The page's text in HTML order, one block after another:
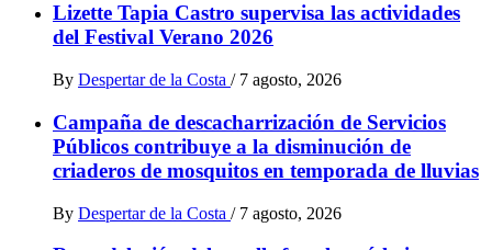
Lizette Tapia Castro supervisa las actividades
del Festival Verano 2026
By Despertar de la Costa / 7 agosto, 2026
Campaña de descacharrización de Servicios
Públicos contribuye a la disminución de
criaderos de mosquitos en temporada de lluvias
By Despertar de la Costa / 7 agosto, 2026